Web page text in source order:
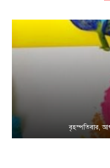
বৃহস্পতিবার,